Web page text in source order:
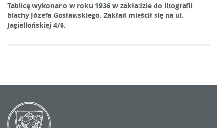
Tablicę wykonano w roku 1936 w zakładzie do litografii
blachy Józefa Gosławskiego. Zakład mieścił się na ul.
Jagiellońskiej 4/6.